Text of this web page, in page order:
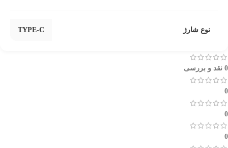
نوع شارژ TYPE-C
0 نقد و بررسی
0
0
0